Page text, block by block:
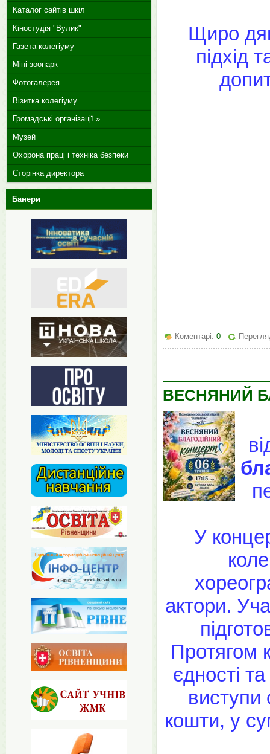
Щиро
підхід
Коментарі: 0
ВЕСНЯНИЙ
У
актори.
Протягом
єдності
виступи
кошти, у
Каталог сайтів шкіл
Кіностудія "Вулик"
Газета колегіуму
Міні-зоопарк
Фотогалерея
Візитка колегіуму
Громадські організації »
Музей
Охорона праці і техніка безпеки
Сторінка директора
Банери